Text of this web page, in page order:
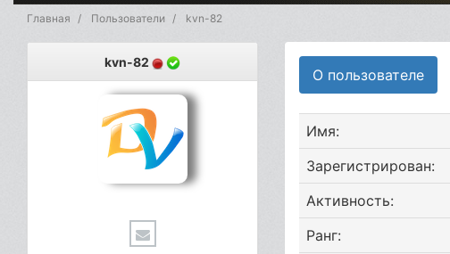
Главная Пользователи kvn-82
kvn-82
О пользователе
Имя:
Зарегистрирован:
Активность:
Ранг: